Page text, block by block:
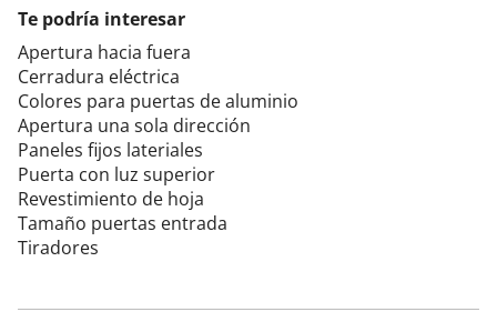
Te podría interesar
Apertura hacia fuera
Cerradura eléctrica
Colores para puertas de aluminio
Apertura una sola dirección
Paneles fijos lateriales
Puerta con luz superior
Revestimiento de hoja
Tamaño puertas entrada
Tiradores